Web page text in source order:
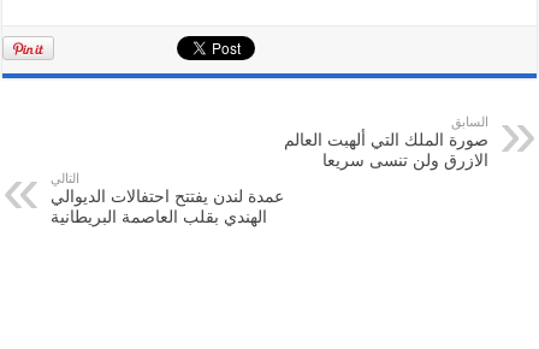
السابق
صورة الملك التي ألهبت العالم
الازرق ولن تنسى سريعا
التالي
عمدة لندن يفتتح احتفالات الديوالي
الهندي بقلب العاصمة البريطانية